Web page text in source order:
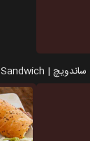
ساندویچ | Sandwich